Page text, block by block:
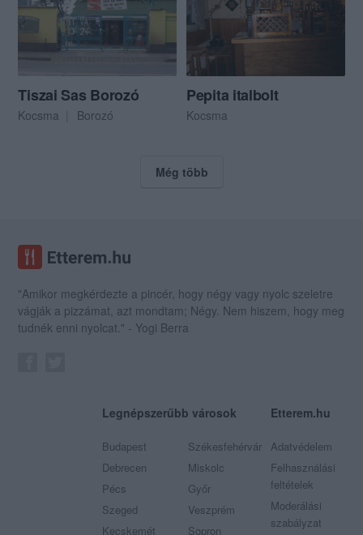
Tiszai Sas Borozó
Kocsma Borozó
Pepita italbolt
Kocsma
Még több
"Amikor megkérdezte a pincér, hogy négy vagy nyolc szeletre
vágják a pizzámat, azt mondtam; Négy. Nem hiszem, hogy meg
tudnék enni nyolcat." - Yogi Berra
Legnépszerűbb városok
Budapest
Debrecen
Pécs
Szeged
Kecskemét
Székesfehérvár
Miskolc
Győr
Veszprém
Sopron
Etterem.hu
Adatvédelem
Felhasználási
feltételek
Moderálási
szabályzat